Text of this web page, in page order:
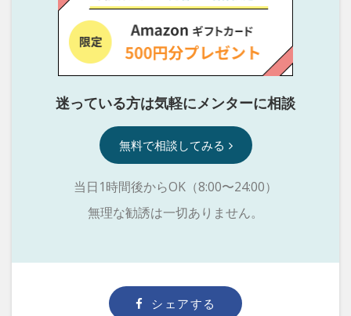
迷っている方は気軽にメンターに相談
無料で相談してみる
当日1時間後からOK（8:00〜24:00）
無理な勧誘は一切ありません。
シェアする